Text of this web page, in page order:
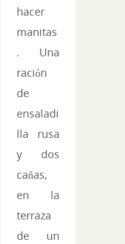
hacer
manitas
. Una
ración
de
ensaladi
lla rusa
y dos
cañas,
en la
terraza
de un